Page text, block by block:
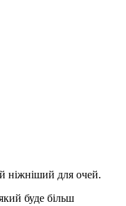
ніжніший для очей.
буде більш